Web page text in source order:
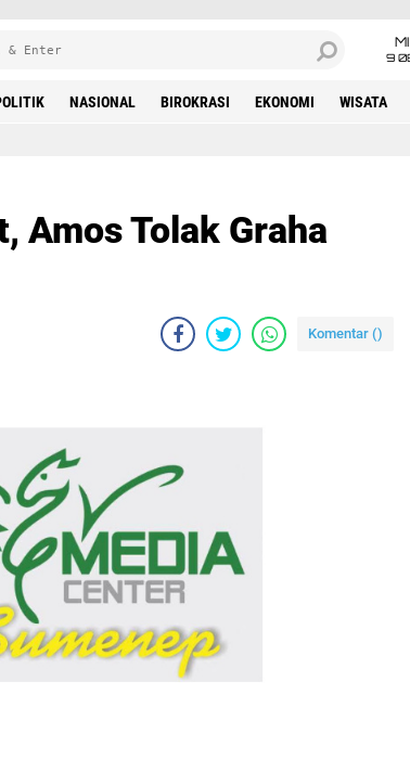
9
NASIONAL BIROKRASI EKONOMI WISATA
Amos Tolak Graha
Komentar ()